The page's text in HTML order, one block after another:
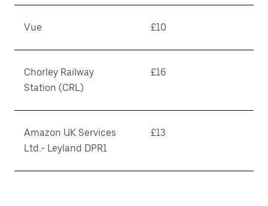
Vue £10
Chorley Railway
Station (CRL)
£16
Amazon UK Services
Ltd.- Leyland DPR1
£13